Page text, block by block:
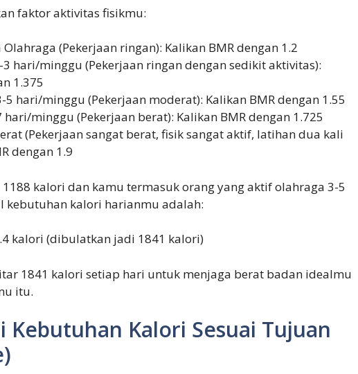
faktor aktivitas fisikmu:
(Pekerjaan ringan): Kalikan BMR dengan 1.2
hari/minggu (Pekerjaan ringan dengan sedikit aktivitas):
1.375
5 hari/minggu (Pekerjaan moderat): Kalikan BMR dengan 1.55
minggu (Pekerjaan berat): Kalikan BMR dengan 1.725
(Pekerjaan sangat berat, fisik sangat aktif, latihan dua kali
dengan 1.9
1188 kalori dan kamu termasuk orang yang aktif olahraga 3-5
kebutuhan kalori harianmu adalah:
kalori (dibulatkan jadi 1841 kalori)
1841 kalori setiap hari untuk menjaga berat badan idealmu
itu.
Kebutuhan Kalori Sesuai Tujuan